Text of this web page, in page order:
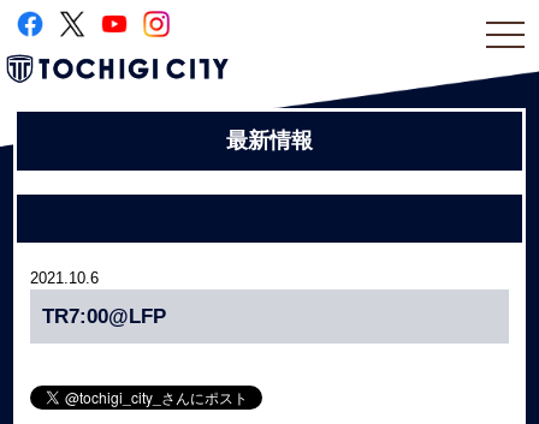
最新情報
2021.10.6
TR7:00@LFP